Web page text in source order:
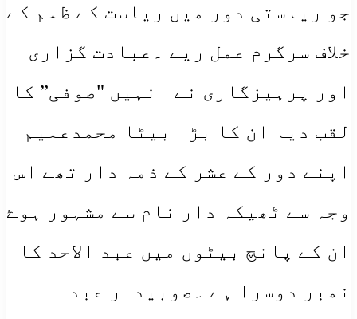
جو ریاستی دور میں ریاست کے ظلم کے
خلاف سرگرم عمل ریے ۔عبادت گزاری
اور پرہیزگاری نے انہیں "صوفی” کا
لقب دیا ان کا بڑا بیٹا محمدعلیم
اپنے دور کے عشر کے ذمہ دار تھے اس
وجہ سے ٹھیکہ دار نام سے مشہور ہوۓ
ان کے پانچ بیٹوں میں عبد الاحد کا
نمبر دوسرا ہے ۔صوبیدار عبد